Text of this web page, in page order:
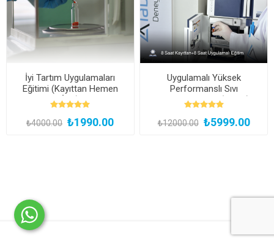
İyi Tartım Uygulamaları
Eğitimi (Kayıttan Hemen
İzle)
₺4000.00 ₺1990.00
Uygulamalı Yüksek
Performanslı Sıvı
Kromatografisi (HPLC)
Uzmanlık Eğitimi (Yüz Yüze
ve Bireysel Uygulamalı)
₺12000.00 ₺5999.00